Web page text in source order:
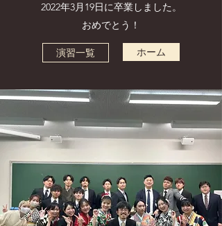
2022年3月19日に卒業しました。
おめでとう！
演習一覧 ホーム